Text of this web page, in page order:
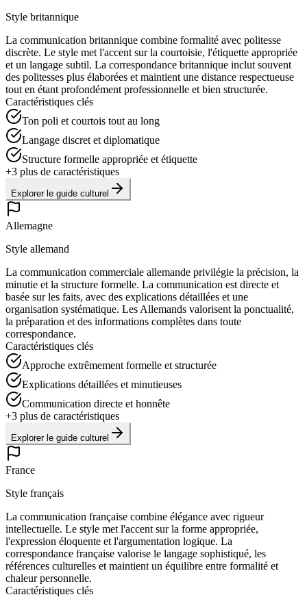
Style britannique
La communication britannique combine formalité avec politesse
discrète. Le style met l'accent sur la courtoisie, l'étiquette appropriée
et un langage subtil. La correspondance britannique inclut souvent
des politesses plus élaborées et maintient une distance respectueuse
tout en étant profondément professionnelle et bien structurée.
Caractéristiques clés
Ton poli et courtois tout au long
Langage discret et diplomatique
Structure formelle appropriée et étiquette
+3 plus de caractéristiques
Explorer le guide culturel
Allemagne
Style allemand
La communication commerciale allemande privilégie la précision, la
minutie et la structure formelle. La communication est directe et
basée sur les faits, avec des explications détaillées et une
organisation systématique. Les Allemands valorisent la ponctualité,
la préparation et des informations complètes dans toute
correspondance.
Caractéristiques clés
Approche extrêmement formelle et structurée
Explications détaillées et minutieuses
Communication directe et honnête
+3 plus de caractéristiques
Explorer le guide culturel
France
Style français
La communication française combine élégance avec rigueur
intellectuelle. Le style met l'accent sur la forme appropriée,
l'expression éloquente et l'argumentation logique. La
correspondance française valorise le langage sophistiqué, les
références culturelles et maintient un équilibre entre formalité et
chaleur personnelle.
Caractéristiques clés